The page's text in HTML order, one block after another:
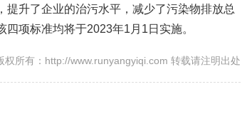
升了企业的治污水平，减少了污染物排放总
项标准均将于2023年1月1日实施。
权所有：http://www.runyangyiqi.com 转载请注明出处